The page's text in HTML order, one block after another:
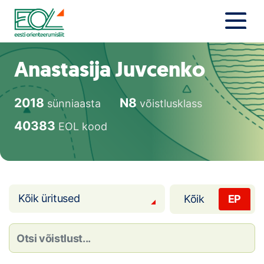
Liigu
sisu
juurde
Estonian Orienteering Federation
Uudised
Alustajale
Orienteerujale
Eesti Orienteerumine 100!
Noored
Anastasija Juvcenko
2018 sünniaasta N8 võistlusklass
40383 EOL kood
Kõik üritused Kõik EP